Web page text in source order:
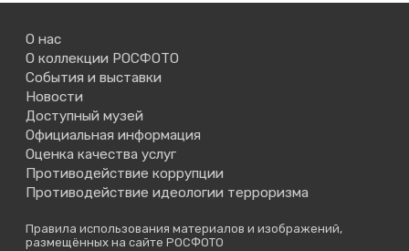
О нас
О коллекции РОСФОТО
События и выставки
Новости
Доступный музей
Официальная информация
Оценка качества услуг
Противодействие коррупции
Противодействие идеологии терроризма
Правила использования материалов и изображений,
размещённых на сайте РОСФОТО